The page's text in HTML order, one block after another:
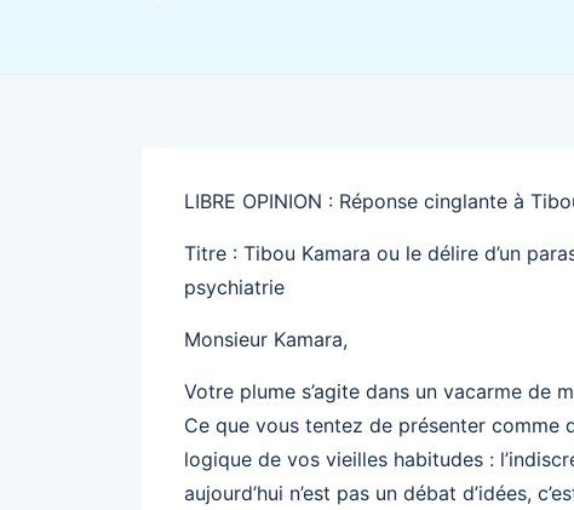
LIBRE OPINION : Réponse cinglante à
Titre : Tibou Kamara ou le délire d’un
psychiatrie
Monsieur Kamara,
Votre plume s’agite dans un vacarme de
Ce que vous tentez de présenter comme
logique de vos vieilles habitudes :
aujourd’hui n’est pas un débat d’idées,